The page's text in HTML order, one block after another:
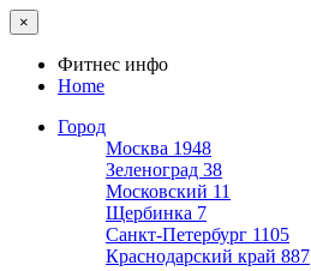
×
Фитнес инфо
Home
Город
Москва 1948
Зеленоград 38
Московский 11
Щербинка 7
Санкт-Петербург 1105
Краснодарский край 887